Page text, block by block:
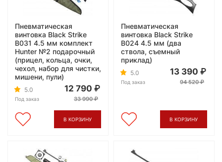
Пневматическая
винтовка Black Strike
B031 4.5 мм комплект
Hunter №2 подарочный
(прицел, кольца, очки,
чехол, набор для чистки,
мишени, пули)
5.0
Под заказ
12 790
33 990
В КОРЗИНУ
Пневматическая
винтовка Black Strike
B024 4.5 мм (два
ствола, съемный
приклад)
5.0
Под заказ
13 390
94 520
В КОРЗИНУ